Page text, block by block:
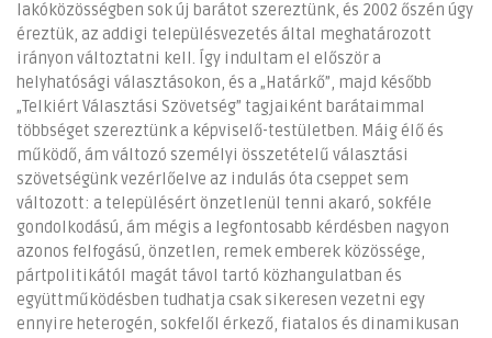
lakóközösségben sok új barátot szereztünk, és 2002 őszén úgy
éreztük, az addigi településvezetés által meghatározott
irányon változtatni kell. Így indultam el először a
helyhatósági választásokon, és a „Határkő”, majd később
„Telkiért Választási Szövetség” tagjaiként barátaimmal
többséget szereztünk a képviselő-testületben. Máig élő és
működő, ám változó személyi összetételű választási
szövetségünk vezérlőelve az indulás óta cseppet sem
változott: a településért önzetlenül tenni akaró, sokféle
gondolkodású, ám mégis a legfontosabb kérdésben nagyon
azonos felfogású, önzetlen, remek emberek közössége,
pártpolitikától magát távol tartó közhangulatban és
együttműködésben tudhatja csak sikeresen vezetni egy
ennyire heterogén, sokfelől érkező, fiatalos és dinamikusan